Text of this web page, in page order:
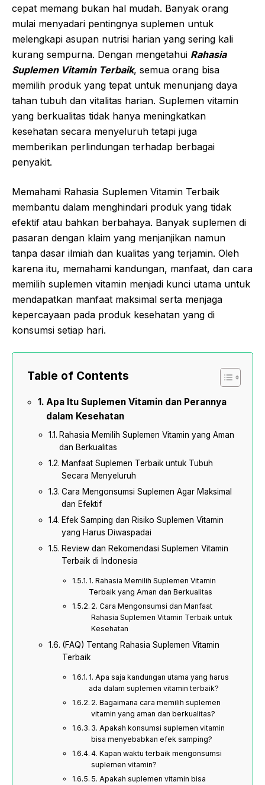
cepat memang bukan hal mudah. Banyak orang
mulai menyadari pentingnya suplemen untuk
melengkapi asupan nutrisi harian yang sering kali
kurang sempurna. Dengan mengetahui Rahasia
Suplemen Vitamin Terbaik, semua orang bisa
memilih produk yang tepat untuk menunjang daya
tahan tubuh dan vitalitas harian. Suplemen vitamin
yang berkualitas tidak hanya meningkatkan
kesehatan secara menyeluruh tetapi juga
memberikan perlindungan terhadap berbagai
penyakit.
Memahami Rahasia Suplemen Vitamin Terbaik
membantu dalam menghindari produk yang tidak
efektif atau bahkan berbahaya. Banyak suplemen di
pasaran dengan klaim yang menjanjikan namun
tanpa dasar ilmiah dan kualitas yang terjamin. Oleh
karena itu, memahami kandungan, manfaat, dan cara
memilih suplemen vitamin menjadi kunci utama untuk
mendapatkan manfaat maksimal serta menjaga
kepercayaan pada produk kesehatan yang di
konsumsi setiap hari.
Table of Contents
Apa Itu Suplemen Vitamin dan Perannya
dalam Kesehatan
Rahasia Memilih Suplemen Vitamin yang Aman
dan Berkualitas
Manfaat Suplemen Terbaik untuk Tubuh
Secara Menyeluruh
Cara Mengonsumsi Suplemen Agar Maksimal
dan Efektif
Efek Samping dan Risiko Suplemen Vitamin
yang Harus Diwaspadai
Review dan Rekomendasi Suplemen Vitamin
Terbaik di Indonesia
1. Rahasia Memilih Suplemen Vitamin
Terbaik yang Aman dan Berkualitas
2. Cara Mengonsumsi dan Manfaat
Rahasia Suplemen Vitamin Terbaik untuk
Kesehatan
(FAQ) Tentang Rahasia Suplemen Vitamin
Terbaik
1. Apa saja kandungan utama yang harus
ada dalam suplemen vitamin terbaik?
2. Bagaimana cara memilih suplemen
vitamin yang aman dan berkualitas?
3. Apakah konsumsi suplemen vitamin
bisa menyebabkan efek samping?
4. Kapan waktu terbaik mengonsumsi
suplemen vitamin?
5. Apakah suplemen vitamin bisa